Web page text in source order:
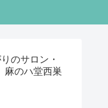
のサロン・
麻のハ堂西巣